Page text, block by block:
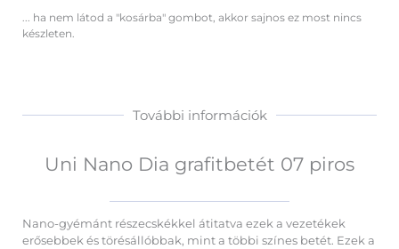
... ha nem látod a "kosárba" gombot, akkor sajnos ez most nincs
készleten.
További információk
Uni Nano Dia grafitbetét 07 piros
Nano-gyémánt részecskékkel átitatva ezek a vezetékek
erősebbek és törésállóbbak, mint a többi színes betét. Ezek a